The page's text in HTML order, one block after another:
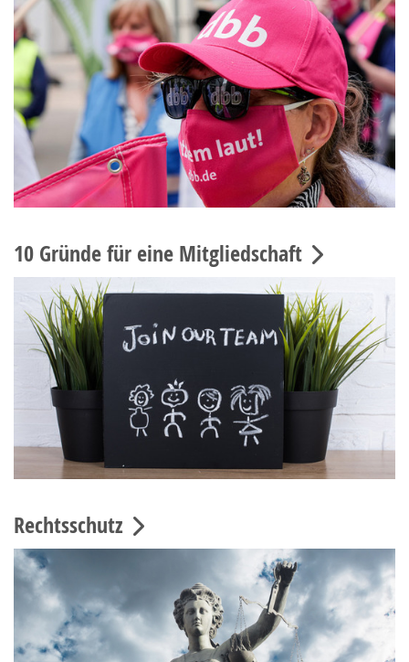
10 Gründe für eine Mitgliedschaft
Rechtsschutz